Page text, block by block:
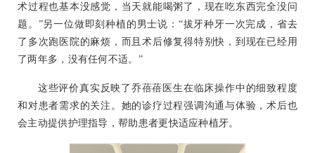
术过程也基本没感觉，当天就能喝粥了，现在吃东西完全没问
题。”另一位做即刻种植的男士说：“拔牙种牙一次完成，省去
了多次跑医院的麻烦，而且术后修复得特别快，到现在已经用
了两年多，没有任何不适。”
这些评价真实反映了乔蓓蓓医生在临床操作中的细致程度
和对患者需求的关注。她的诊疗过程强调沟通与体验，术后也
会主动提供护理指导，帮助患者更快适应种植牙。